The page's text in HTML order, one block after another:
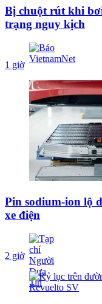
Bị chuột rút khi
trạng nguy kịch
1 giờ
Pin sodium-ion lộ
xe điện
2 giờ